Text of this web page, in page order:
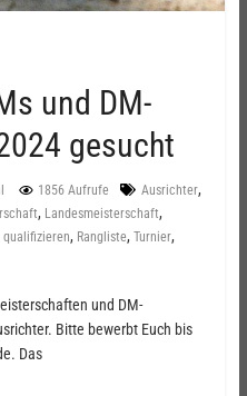
und DM-
gesucht
1856 Aufrufe Ausrichter,
, Landesmeisterschaft,
qualifizieren, Rangliste, Turnier,
und DM-
Bitte bewerbt Euch bis
Das